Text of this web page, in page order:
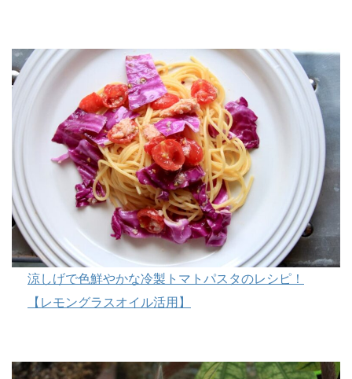
涼しげで色鮮やかな冷製トマトパスタのレシピ！
【レモングラスオイル活用】